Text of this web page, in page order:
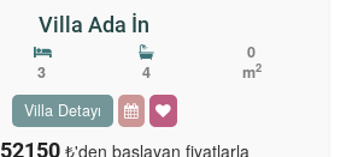
Villa Ada İn
3 4
0
m2
Villa Detayı
52150 ₺'den başlayan fiyatlarla